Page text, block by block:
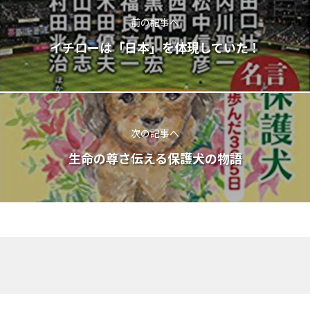
前の記事へ
イチローは「日本」を体現していた！
次の記事へ
生命の尊さ伝える保護犬の物語